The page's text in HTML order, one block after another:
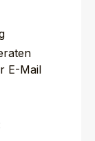
E-Mail